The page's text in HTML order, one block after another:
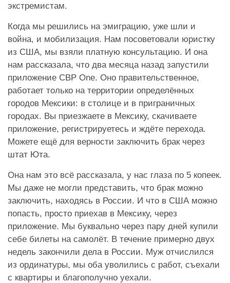
экстремистам.
Когда мы решились на эмиграцию, уже шли и
война, и мобилизация. Нам посоветовали юристку
из США, мы взяли платную консультацию. И она
нам рассказала, что два месяца назад запустили
приложение CBP One. Оно правительственное,
работает только на территории определённых
городов Мексики: в столице и в приграничных
городах. Вы приезжаете в Мексику, скачиваете
приложение, регистрируетесь и ждёте перехода.
Можете ещё для верности заключить брак через
штат Юта.
Она нам это всё рассказала, у нас глаза по 5 копеек.
Мы даже не могли представить, что брак можно
заключить, находясь в России. И что в США можно
попасть, просто приехав в Мексику, через
приложение. Мы буквально через пару дней купили
себе билеты на самолёт. В течение примерно двух
недель закончили дела в России. Муж отчислился
из ординатуры, мы оба уволились с работ, съехали
с квартиры и благополучно уехали.